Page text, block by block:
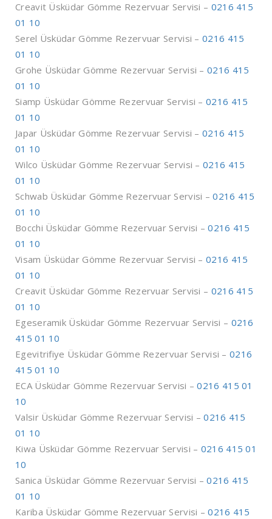
Creavit Üsküdar Gömme Rezervuar Servisi – 0216 415
01 10
Serel Üsküdar Gömme Rezervuar Servisi – 0216 415
01 10
Grohe Üsküdar Gömme Rezervuar Servisi – 0216 415
01 10
Siamp Üsküdar Gömme Rezervuar Servisi – 0216 415
01 10
Japar Üsküdar Gömme Rezervuar Servisi – 0216 415
01 10
Wilco Üsküdar Gömme Rezervuar Servisi – 0216 415
01 10
Schwab Üsküdar Gömme Rezervuar Servisi –0216 415
01 10
Bocchi Üsküdar Gömme Rezervuar Servisi –0216 415
01 10
Visam Üsküdar Gömme Rezervuar Servisi – 0216 415
01 10
Creavit Üsküdar Gömme Rezervuar Servisi – 0216 415
01 10
Egeseramik Üsküdar Gömme Rezervuar Servisi – 0216
415 01 10
Egevitrifiye Üsküdar Gömme Rezervuar Servisi –0216
415 01 10
ECA Üsküdar Gömme Rezervuar Servisi –0216 415 01
10
Valsir Üsküdar Gömme Rezervuar Servisi –0216 415
01 10
Kiwa Üsküdar Gömme Rezervuar Servisi – 0216 415 01
10
Sanica Üsküdar Gömme Rezervuar Servisi –0216 415
01 10
Kariba Üsküdar Gömme Rezervuar Servisi –0216 415